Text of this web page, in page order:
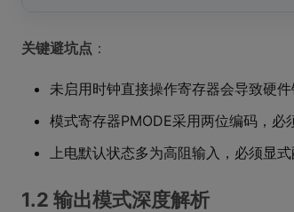
关键避坑点 ：
未启用时钟直接操作寄存器会导致硬件
模式寄存器PMODE采用两位编码，必
上电默认状态多为高阻输入，必须显式
1.2 输出模式深度解析